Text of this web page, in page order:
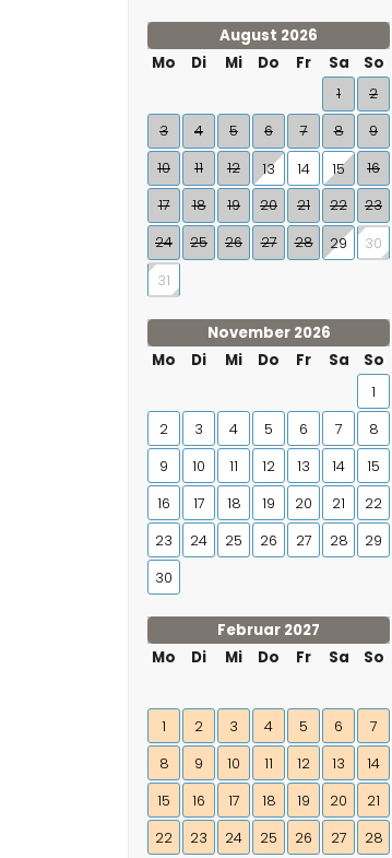
August 2026
Mo
Di Mi Do Fr Sa So
1
2
3
4 5 6 7 8
9
10
11 12 13 14 15
16
17
18 19 20 21 22
23
24
25 26 27 28 29
30
31
November 2026
Mo
Di Mi Do Fr Sa So
1
2
3 4 5 6 7
8
9
10 11 12 13 14
15
16
17 18 19 20 21
22
23
24 25 26 27 28
29
30
Februar 2027
Mo
Di Mi Do Fr Sa So
1 2 3 4 5 6
7
8
9 10 11 12 13
14
15
16 17 18 19 20
21
22
23 24 25 26 27 28